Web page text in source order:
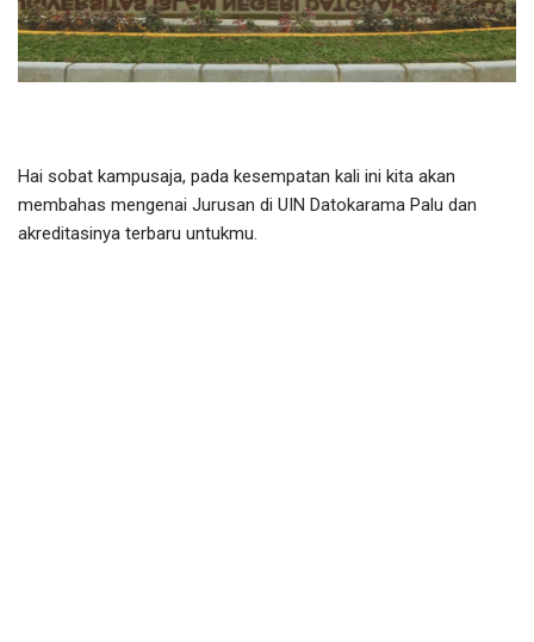
Hai sobat kampusaja, pada kesempatan kali ini kita akan
membahas mengenai Jurusan di UIN Datokarama Palu dan
akreditasinya terbaru untukmu.